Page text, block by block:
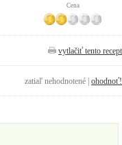
Cena
vytlačiť tento recept
zatiaľ nehodnotené | ohodnoť!